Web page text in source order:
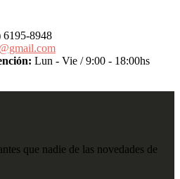
6195-8948
Lun - Vie / 9:00 - 18:00hs
que nadie de las novedades de